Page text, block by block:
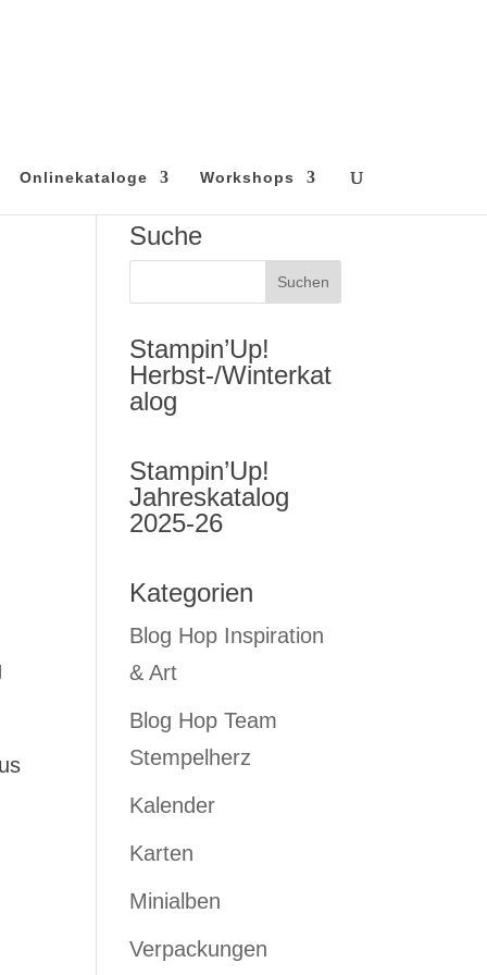
Onlinekataloge Workshops
Suche
Stampin’Up!
Herbst-/Winterkat
alog
Stampin’Up!
Jahreskatalog
2025-26
Kategorien
Blog Hop Inspiration
& Art
Blog Hop Team
Stempelherz
Kalender
Karten
Minialben
Verpackungen